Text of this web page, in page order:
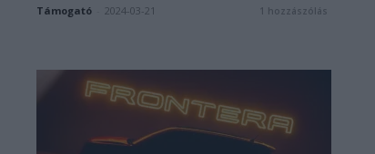
Támogató 2024-03-21 1 hozzászólás